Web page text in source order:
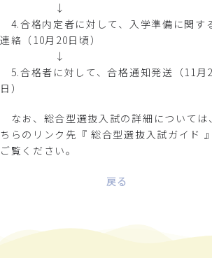
↓
4.合格内定者に対して、入学準備に関す
連絡（10月20日頃）
↓
5.合格者に対して、合格通知発送（11月2
日）
なお、総合型選抜入試の詳細については
ちらのリンク先『総合型選抜入試ガイド
ご覧ください。
戻る